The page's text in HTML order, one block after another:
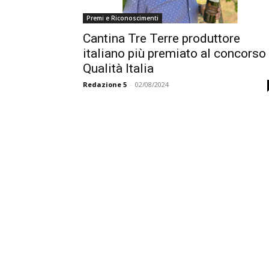
Premi e Riconoscimenti
Cantina Tre Terre produttore
italiano più premiato al concorso
Qualità Italia
Redazione 5 - 02/08/2024